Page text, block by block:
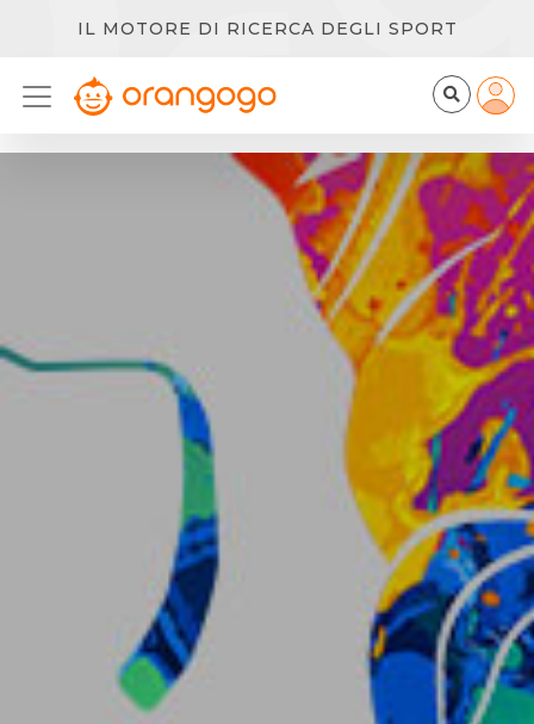
IL MOTORE DI RICERCA DEGLI SPORT